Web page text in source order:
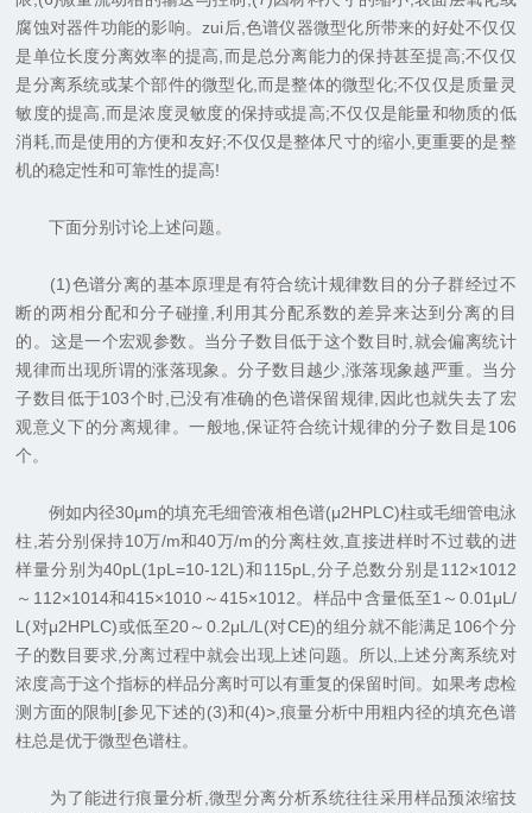
腐蚀对器件功能的影响。zui后,色谱仪器微型化所带来的好处不仅仅
是单位长度分离效率的提高,而是总分离能力的保持甚至提高;不仅仅
是分离系统或某个部件的微型化,而是整体的微型化;不仅仅是质量灵
敏度的提高,而是浓度灵敏度的保持或提高;不仅仅是能量和物质的低
消耗,而是使用的方便和友好;不仅仅是整体尺寸的缩小,更重要的是整
机的稳定性和可靠性的提高!
下面分别讨论上述问题。
(1)色谱分离的基本原理是有符合统计规律数目的分子群经过不
断的两相分配和分子碰撞,利用其分配系数的差异来达到分离的目
的。这是一个宏观参数。当分子数目低于这个数目时,就会偏离统计
规律而出现所谓的涨落现象。分子数目越少,涨落现象越严重。当分
子数目低于103个时,已没有准确的色谱保留规律,因此也就失去了宏
观意义下的分离规律。一般地,保证符合统计规律的分子数目是106
个。
例如内径30μm的填充毛细管液相色谱(μ2HPLC)柱或毛细管电泳
柱,若分别保持10万/m和40万/m的分离柱效,直接进样时不过载的进
样量分别为40pL(1pL=10-12L)和115pL,分子总数分别是112×1012
～112×1014和415×1010～415×1012。样品中含量低至1～0.01μL/
L(对μ2HPLC)或低至20～0.2μL/L(对CE)的组分就不能满足106个分
子的数目要求,分离过程中就会出现上述问题。所以,上述分离系统对
浓度高于这个指标的样品分离时可以有重复的保留时间。如果考虑检
测方面的限制[参见下述的(3)和(4)>,痕量分析中用粗内径的填充色谱
柱总是优于微型色谱柱。
为了能进行痕量分析,微型分离分析系统往往采用样品预浓缩技